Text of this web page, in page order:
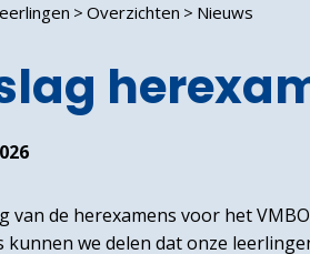
Overzichten Nieuws
van de herexamens voor het
we delen dat onze